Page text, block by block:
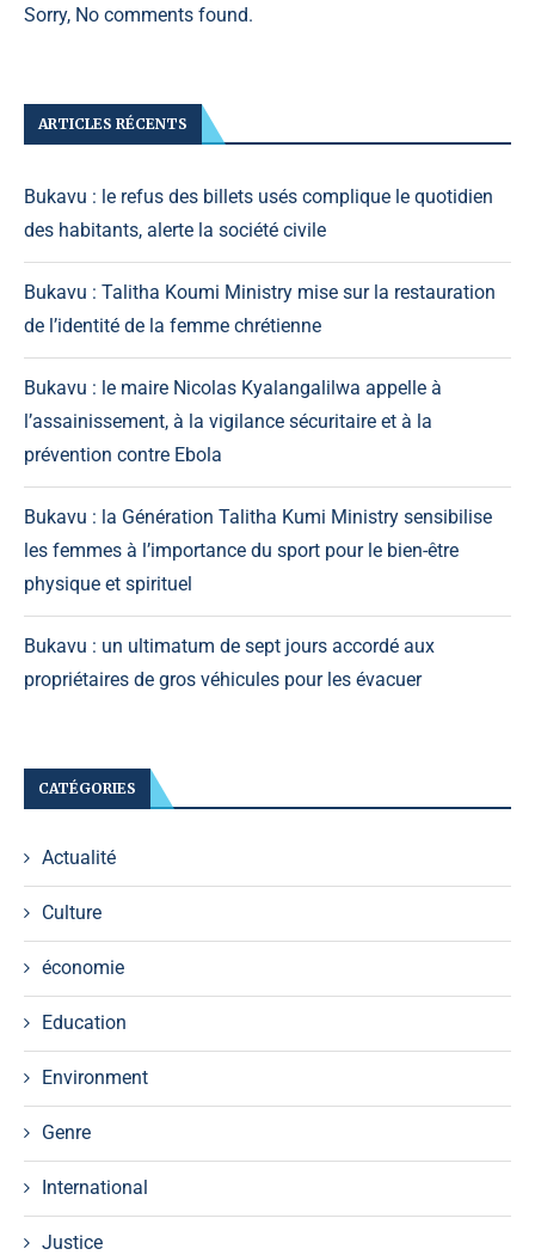
Sorry, No comments found.
ARTICLES RÉCENTS
Bukavu : le refus des billets usés complique le quotidien
des habitants, alerte la société civile
Bukavu : Talitha Koumi Ministry mise sur la restauration
de l’identité de la femme chrétienne
Bukavu : le maire Nicolas Kyalangalilwa appelle à
l’assainissement, à la vigilance sécuritaire et à la
prévention contre Ebola
Bukavu : la Génération Talitha Kumi Ministry sensibilise
les femmes à l’importance du sport pour le bien-être
physique et spirituel
Bukavu : un ultimatum de sept jours accordé aux
propriétaires de gros véhicules pour les évacuer
CATÉGORIES
Actualité
Culture
économie
Education
Environment
Genre
International
Justice